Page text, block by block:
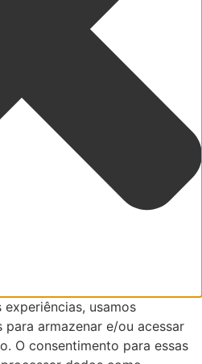
usamos
armazenar e/ou acessar
O consentimento para essas